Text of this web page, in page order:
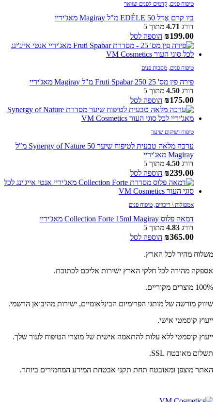
טיפוח פנים, קרמים לפנים וצוואר
ביו קרם אֶדֵל EDÉLE 50 מ"ל Magiray מאג'יריי
דורג 4.71 מתוך 5
₪199.00 הוספה לסל
טיפוח פנים, מסכות פנים
פירה פִין מס' 25 Fruti Spabar 250 מ"ל Magiray מאג'יריי
דורג 4.50 מתוך 5
₪175.00 הוספה לסל
טיפוח ושיקום שיער
ערכה מלאה טבעית לטיפוח שיער Synergy of Nature 50 מ"ל
Magiray מאג'יריי
דורג 4.50 מתוך 5
₪239.00 הוספה לסל
אמפולות \ ריכוזים, טיפוח פנים
דמאה פלוס Collection Forte 15ml Magiray מאג'יריי
דורג 4.83 מתוך 5
₪365.00 הוספה לסל
משלוח מהיר לכל הארץ.
אספקה מהירה לכל חלקי הארץ ישירות אליכם לכתובת.
100% מוצרים מקוריים.
שיווק מורשה של מותגי הפרימיום הבינלאומיים, ישירות מהיבואן הרשמי.
ייעוץ קוסמטי אישי.
ייעוץ קוסמטי ללא עלות להתאמה אישית של מוצרי הטיפוח לעור שלך.
תשלום מאובטח SSL.
האתר מוצפן ומאובטח תחת תקני אבטחת המידע המחמירים ביותר.